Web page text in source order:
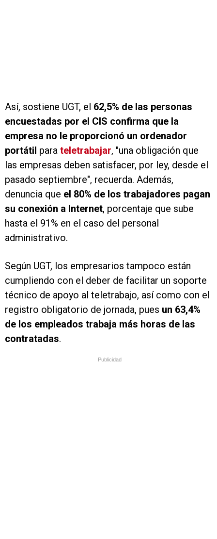
Así, sostiene UGT, el 62,5% de las personas
encuestadas por el CIS confirma que la
empresa no le proporcionó un ordenador
portátil para teletrabajar, "una obligación que
las empresas deben satisfacer, por ley, desde el
pasado septiembre", recuerda. Además,
denuncia que el 80% de los trabajadores pagan
su conexión a Internet, porcentaje que sube
hasta el 91% en el caso del personal
administrativo.
Según UGT, los empresarios tampoco están
cumpliendo con el deber de facilitar un soporte
técnico de apoyo al teletrabajo, así como con el
registro obligatorio de jornada, pues un 63,4%
de los empleados trabaja más horas de las
contratadas.
Publicidad